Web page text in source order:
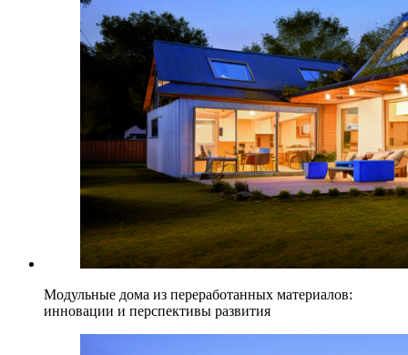
Модульные дома из переработанных материалов:
инновации и перспективы развития